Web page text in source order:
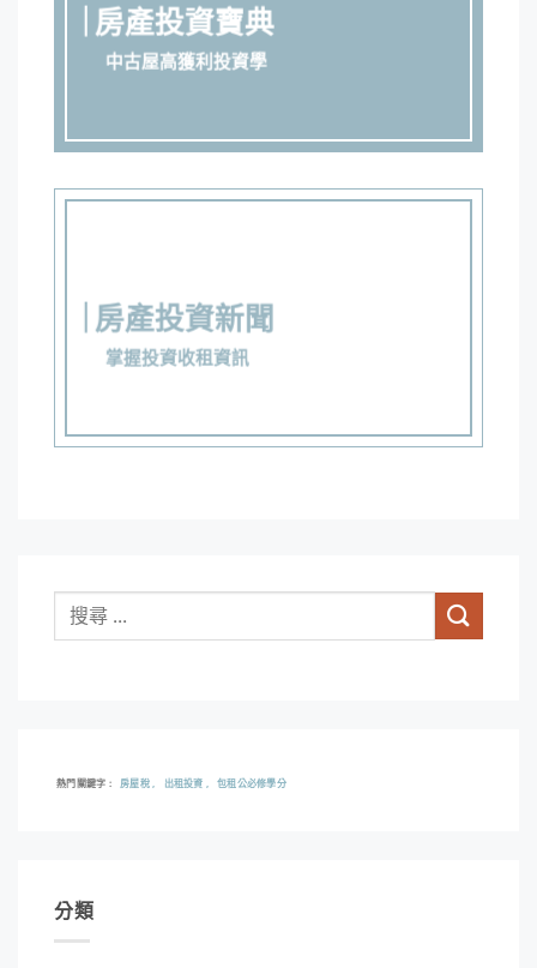
房產投資寶典
中古屋高獲利投資學
房產投資新聞
掌握投資收租資訊
熱門關鍵字 房屋稅 出租投資 包租公必修學分
分類